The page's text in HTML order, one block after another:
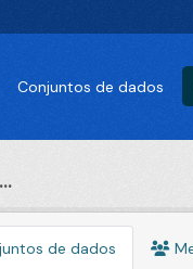
Conjuntos de dados
de dados